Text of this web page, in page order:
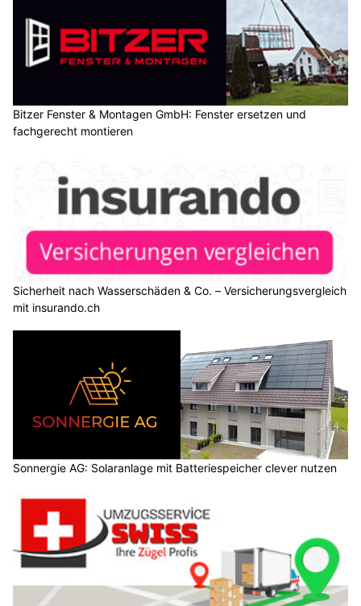
Bitzer Fenster & Montagen GmbH: Fenster ersetzen und
fachgerecht montieren
Sicherheit nach Wasserschäden & Co. – Versicherungsvergleich
mit insurando.ch
Sonnergie AG: Solaranlage mit Batteriespeicher clever nutzen